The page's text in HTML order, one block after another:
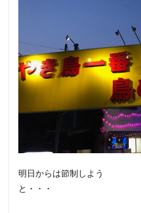
明日からは節制しよう
と・・・